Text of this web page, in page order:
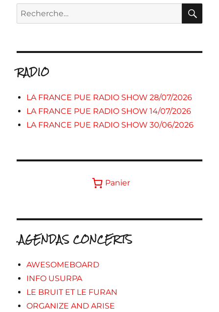
Recherche
pour :
RADIO
LA FRANCE PUE RADIO SHOW 28/07/2026
LA FRANCE PUE RADIO SHOW 14/07/2026
LA FRANCE PUE RADIO SHOW 30/06/2026
Panier
.AGENDAS CONCERTS
AWESOMEBOARD
INFO USURPA
LE BRUIT ET LE FURAN
ORGANIZE AND ARISE